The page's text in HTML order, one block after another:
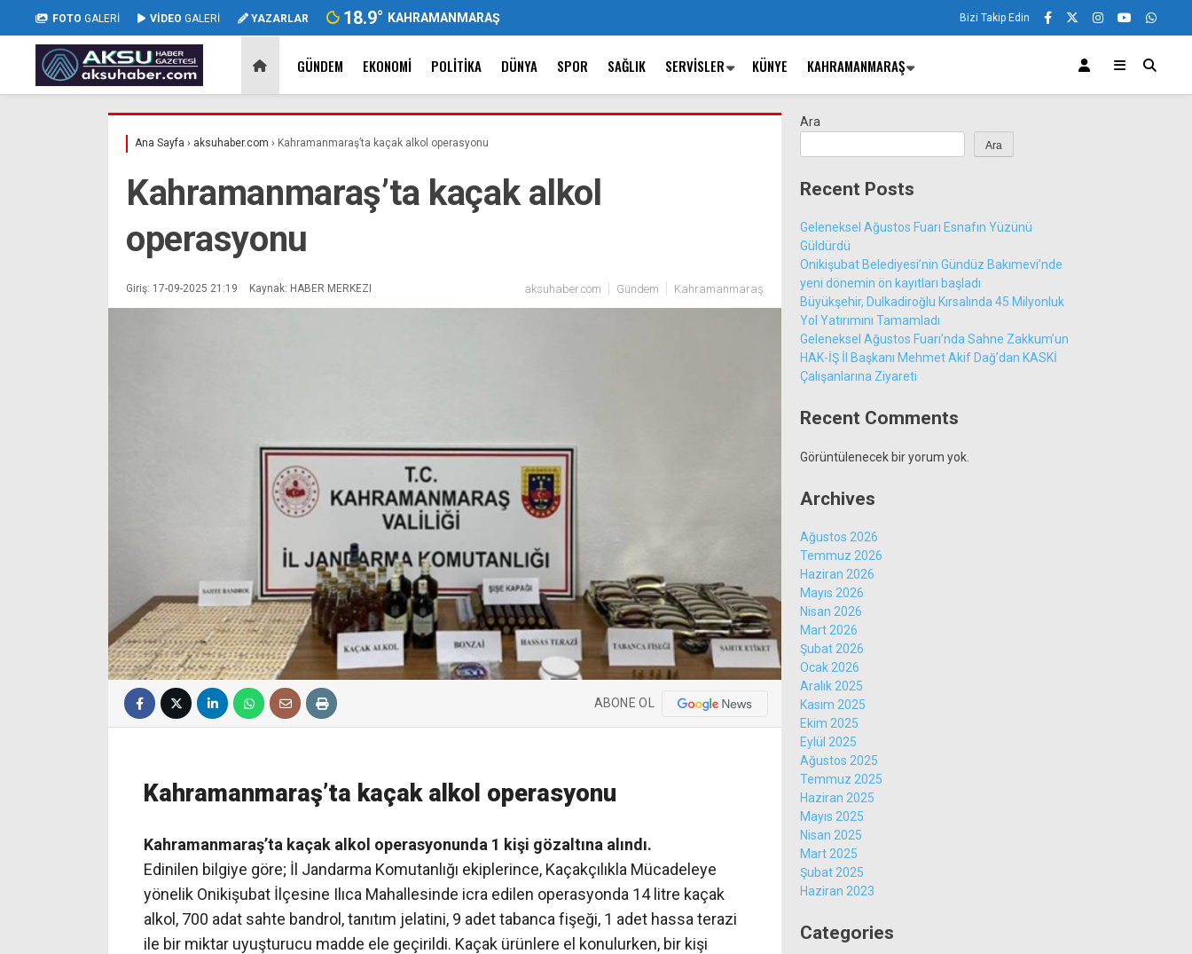
FOTO GALERİ VİDEO GALERİ YAZARLAR 18.9° KAHRAMANMARAŞ Bizi Takip Edin
GÜNDEM EKONOMI POLITIKA DÜNYA SPOR SAĞLIK SERVISLER KÜNYE KAHRAMANMARAŞ
Ana Sayfa › aksuhaber.com › Kahramanmaraş’ta kaçak alkol operasyonu
Kahramanmaraş’ta kaçak alkol
operasyonu
Giriş: 17-09-2025 21:19 Kaynak: HABER MERKEZI aksuhaber.com Gündem Kahramanmaraş
ABONE OL
Kahramanmaraş’ta kaçak alkol operasyonu
Kahramanmaraş’ta kaçak alkol operasyonunda 1 kişi gözaltına alındı.
Edinilen bilgiye göre; İl Jandarma Komutanlığı ekiplerince, Kaçakçılıkla Mücadeleye
yönelik Onikişubat İlçesine Ilıca Mahallesinde icra edilen operasyonda 14 litre kaçak
alkol, 700 adat sahte bandrol, tanıtım jelatini, 9 adet tabanca fişeği, 1 adet hassa terazi
ile bir miktar uyuşturucu madde ele geçirildi. Kaçak ürünlere el konulurken, bir kişi
Ara
Ara
Recent Posts
Geleneksel Ağustos Fuarı Esnafın Yüzünü
Güldürdü
Onikişubat Belediyesi’nin Gündüz Bakımevi’nde
yeni dönemin ön kayıtları başladı
Büyükşehir, Dulkadiroğlu Kırsalında 45 Milyonluk
Yol Yatırımını Tamamladı
Geleneksel Ağustos Fuarı’nda Sahne Zakkum’un
HAK-İŞ İl Başkanı Mehmet Akif Dağ’dan KASKİ
Çalışanlarına Ziyareti
Recent Comments
Görüntülenecek bir yorum yok.
Archives
Ağustos 2026
Temmuz 2026
Haziran 2026
Mayıs 2026
Nisan 2026
Mart 2026
Şubat 2026
Ocak 2026
Aralık 2025
Kasım 2025
Ekim 2025
Eylül 2025
Ağustos 2025
Temmuz 2025
Haziran 2025
Mayıs 2025
Nisan 2025
Mart 2025
Şubat 2025
Haziran 2023
Categories